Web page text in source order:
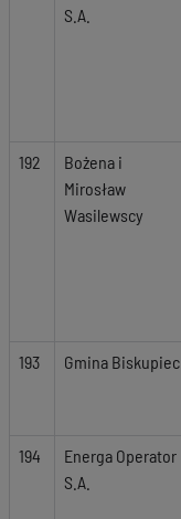
S.A.
192
Bożena i
Mirosław
Wasilewscy
193 Gmina Biskupiec
194
Energa Operator
S.A.